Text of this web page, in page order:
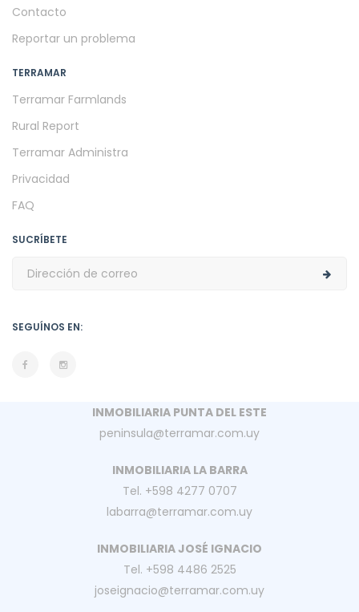
Contacto
Reportar un problema
TERRAMAR
Terramar Farmlands
Rural Report
Terramar Administra
Privacidad
FAQ
SUCRÍBETE
SEGUÍNOS EN:
INMOBILIARIA PUNTA DEL ESTE
peninsula@terramar.com.uy
INMOBILIARIA LA BARRA
Tel. +598 4277 0707
labarra@terramar.com.uy
INMOBILIARIA JOSÉ IGNACIO
Tel. +598 4486 2525
joseignacio@terramar.com.uy